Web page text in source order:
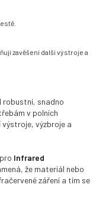
zavěšení další výstroje a
robustní, snadno
v polních
výstroje, výzbroje a
Infrared
že materiál nebo
záření a tím se